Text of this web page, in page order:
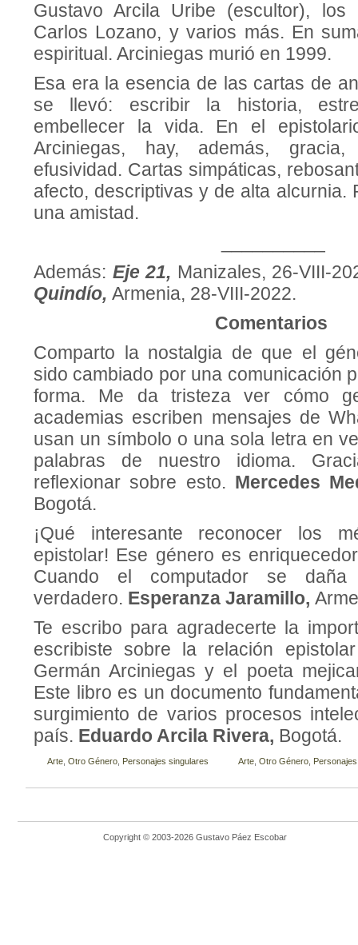
Gustavo Arcila Uribe (escultor), los
Carlos Lozano, y varios más. En
espiritual. Arciniegas murió en 1999.
Esa era la esencia de las cartas de
se llevó: escribir la historia,
embellecer la vida. En el
Arciniegas, hay, además, gracia,
efusividad. Cartas simpáticas,
afecto, descriptivas y de alta alcurnia.
una amistad.
Además: Eje 21, Manizales, 26-VIII-
Quindío, Armenia, 28-VIII-2022.
Comentarios
Comparto la nostalgia de que el
sido cambiado por una comunicación
forma. Me da tristeza ver cómo
academias escriben mensajes de
usan un símbolo o una sola letra en
palabras de nuestro idioma.
reflexionar sobre esto. Mercedes
Bogotá.
¡Qué interesante reconocer los
epistolar! Ese género es
Cuando el computador se daña
verdadero. Esperanza Jaramillo,
Te escribo para agradecerte la
escribiste sobre la relación
Germán Arciniegas y el poeta
Este libro es un documento
surgimiento de varios procesos
país. Eduardo Arcila Rivera, Bogotá.
Arte Otro Género Personajes singulares Arte Otro Género
Copyright © 2003-2026 Gustavo Páez Escobar